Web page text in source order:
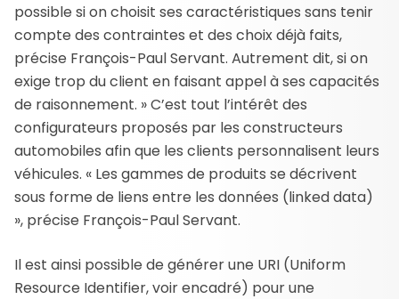
possible si on choisit ses caractéristiques sans tenir
compte des contraintes et des choix déjà faits,
précise François-Paul Servant. Autrement dit, si on
exige trop du client en faisant appel à ses capacités
de raisonnement. » C’est tout l’intérêt des
configurateurs proposés par les constructeurs
automobiles afin que les clients personnalisent leurs
véhicules. « Les gammes de produits se décrivent
sous forme de liens entre les données (linked data)
», précise François-Paul Servant.
Il est ainsi possible de générer une URI (Uniform
Resource Identifier, voir encadré) pour une